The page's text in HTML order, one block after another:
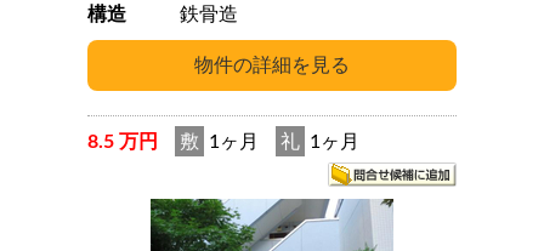
構造
鉄骨造
8.5 万円 敷 1ヶ月 礼 1ヶ月